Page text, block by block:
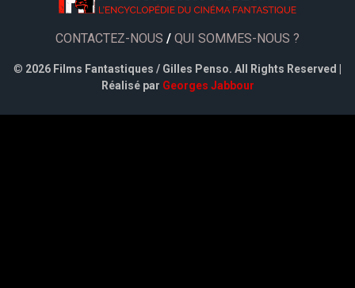
CONTACTEZ-NOUS / QUI SOMMES-NOUS ?
© 2026 Films Fantastiques / Gilles Penso. All Rights Reserved |
Réalisé par Georges Jabbour